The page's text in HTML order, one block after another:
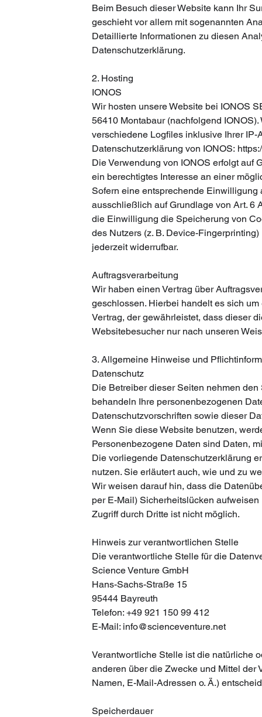
Beim Besuch dieser Website kann Ihr
geschieht vor allem mit sogenannten
Detaillierte Informationen zu diesen
Datenschutzerklärung.
2. Hosting
IONOS
Wir hosten unsere Website bei IONOS
56410 Montabaur (nachfolgend
verschiedene Logfiles inklusive Ihrer
Datenschutzerklärung von IONOS:
Die Verwendung von IONOS erfolgt auf
ein berechtigtes Interesse an einer
Sofern eine entsprechende Einwilligung
ausschließlich auf Grundlage von Art. 6
die Einwilligung die Speicherung von
des Nutzers (z. B. Device-
jederzeit widerrufbar.
Auftragsverarbeitung
Wir haben einen Vertrag über
geschlossen. Hierbei handelt es sich
Vertrag, der gewährleistet, dass dieser
Websitebesucher nur nach unseren
3. Allgemeine Hinweise und
Datenschutz
Die Betreiber dieser Seiten nehmen
behandeln Ihre personenbezogenen
Datenschutzvorschriften sowie dieser
Wenn Sie diese Website benutzen,
Personenbezogene Daten sind Daten,
Die vorliegende Datenschutzerklärung
nutzen. Sie erläutert auch, wie und zu
Wir weisen darauf hin, dass die
per E-Mail) Sicherheitslücken
Zugriff durch Dritte ist nicht möglich.
Hinweis zur verantwortlichen Stelle
Die verantwortliche Stelle für die
Science Venture GmbH
Hans-Sachs-Straße 15
95444 Bayreuth
Telefon: +49 921 150 99 412
E-Mail: info@scienceventure.net
Verantwortliche Stelle ist die natürliche
anderen über die Zwecke und Mittel der
Namen, E-Mail-Adressen o. Ä.)
Speicherdauer